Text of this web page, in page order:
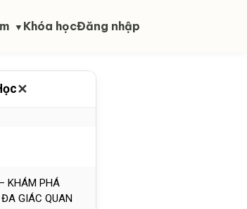
▼ Khóa họcĐăng nhập
✕
DỊU VÀ PHÁT
KHÁM PHÁ
GIÁC QUAN